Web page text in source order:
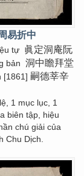
易折中
tự 眞定洞庵阮
bản 洞中瞻拜堂
[1861] 嗣德莘辛
1 mục lục, 1
biên tập, hiệu
chú giải của
Chu Dịch.